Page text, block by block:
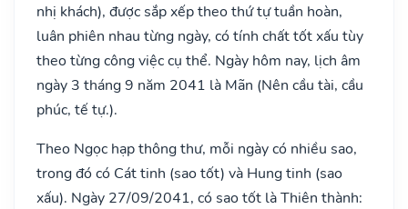
nhị khách), được sắp xếp theo thứ tự tuần hoàn,
luân phiên nhau từng ngày, có tính chất tốt xấu tùy
theo từng công việc cụ thể. Ngày hôm nay, lịch âm
ngày 3 tháng 9 năm 2041 là Mãn (Nên cầu tài, cầu
phúc, tế tự.).
Theo Ngọc hạp thông thư, mỗi ngày có nhiều sao,
trong đó có Cát tinh (sao tốt) và Hung tinh (sao
xấu). Ngày 27/09/2041, có sao tốt là Thiên thành: